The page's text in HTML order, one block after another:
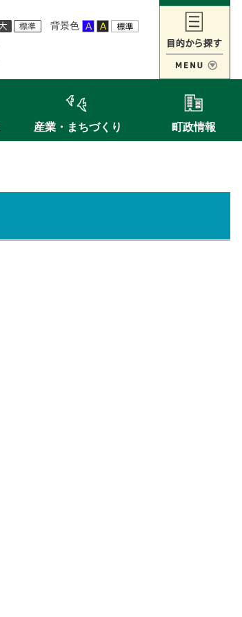
背景色
産業・まちづくり 町政情報